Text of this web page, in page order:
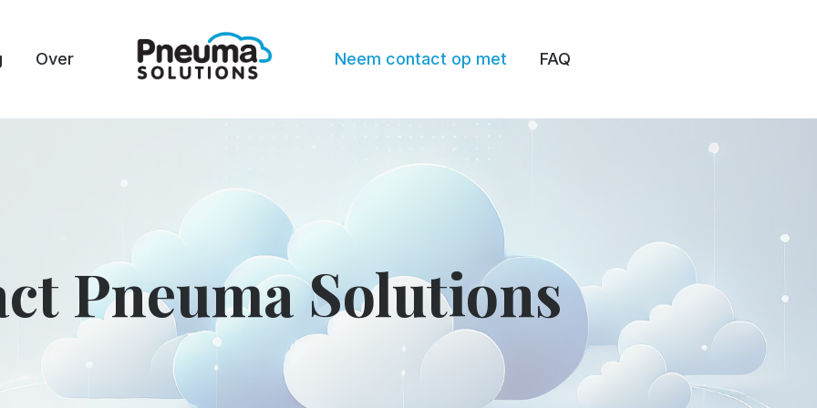
Over Neem contact op met FAQ
Pneuma Solutions